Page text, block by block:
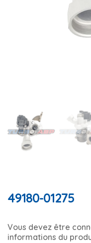
49180-01275
Vous devez être
informations du